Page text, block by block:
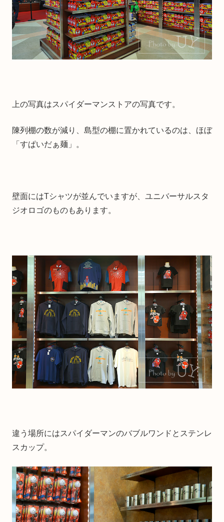
上の写真はスパイダーマンストアの写真です。
陳列棚の数が減り、島型の棚に置かれているのは、ほぼ
「すぱいだぁ麺」。
壁面にはTシャツが並んでいますが、ユニバーサルスタ
ジオロゴのものもあります。
違う場所にはスパイダーマンのバブルワンドとステンレ
スカップ。